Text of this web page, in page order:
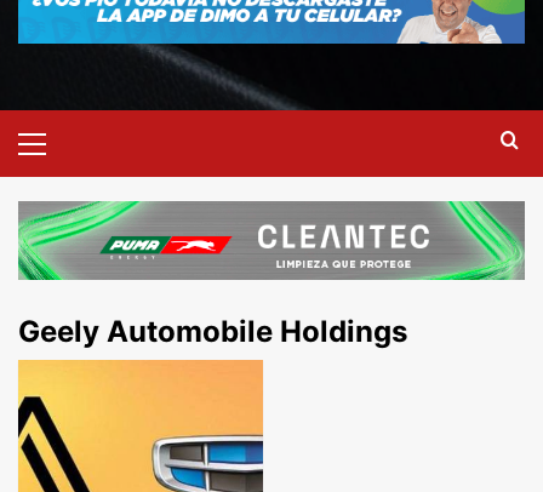
Geely Automobile Holdings